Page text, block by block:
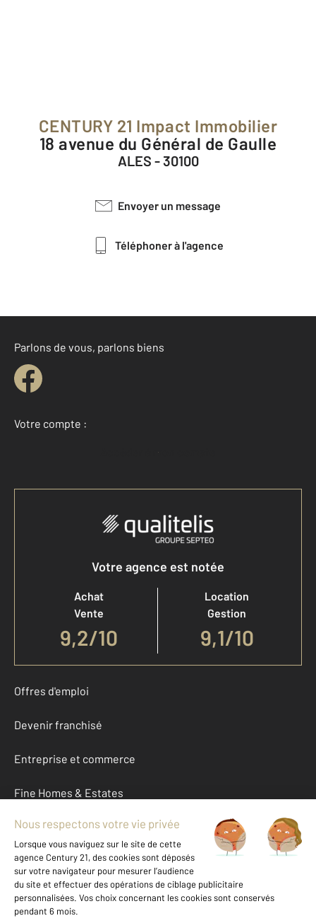
CENTURY 21 Impact Immobilier
18 avenue du Général de Gaulle
ALES - 30100
Envoyer un message
Téléphoner à l'agence
Parlons de vous, parlons biens
Votre compte :
Accéder à mon compte
Votre agence est notée
Achat
Vente
9,2/10
Location
Gestion
9,1/10
Offres d'emploi
Devenir franchisé
Entreprise et commerce
Fine Homes & Estates
À propos
International
Nous contacter